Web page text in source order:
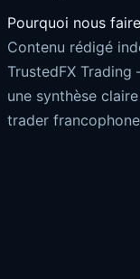
Pourquoi nous
Contenu rédigé
TrustedFX
une synthèse
trader